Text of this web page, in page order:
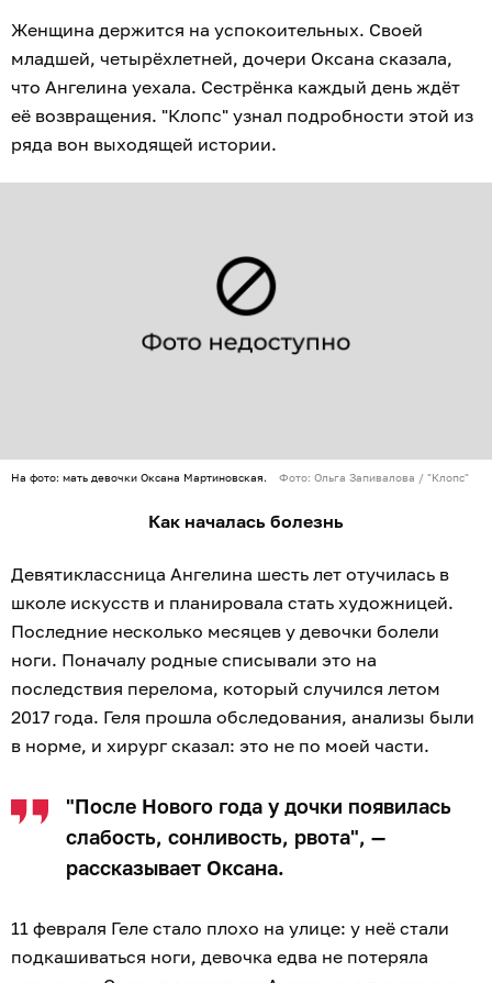
Женщина держится на успокоительных. Своей
младшей, четырёхлетней, дочери Оксана сказала,
что Ангелина уехала. Сестрёнка каждый день ждёт
её возвращения. "Клопс" узнал подробности этой из
ряда вон выходящей истории.
На фото: мать девочки Оксана Мартиновская. Фото: Ольга Запивалова / "Клопс"
Как началась болезнь
Девятиклассница Ангелина шесть лет отучилась в
школе искусств и планировала стать художницей.
Последние несколько месяцев у девочки болели
ноги. Поначалу родные списывали это на
последствия перелома, который случился летом
2017 года. Геля прошла обследования, анализы были
в норме, и хирург сказал: это не по моей части.
"После Нового года у дочки появилась
слабость, сонливость, рвота", —
рассказывает Оксана.
11 февраля Геле стало плохо на улице: у неё стали
подкашиваться ноги, девочка едва не потеряла